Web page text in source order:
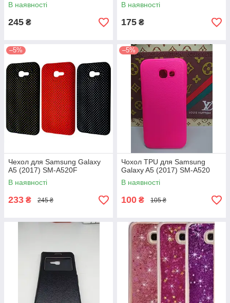
В наявності
245 ₴
В наявності
175 ₴
–5%
Чехол для Samsung Galaxy
A5 (2017) SM-A520F
В наявності
233 ₴ 245 ₴
–5%
Чохол TPU для Samsung
Galaxy A5 (2017) SM-A520
В наявності
100 ₴ 105 ₴